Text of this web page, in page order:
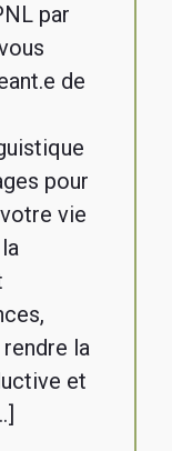
par
de
pour
vie
la
et